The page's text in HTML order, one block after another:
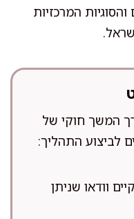
המרכזיות
המשך חוקי של
לביצוע התהליך:
וודאו שניתן